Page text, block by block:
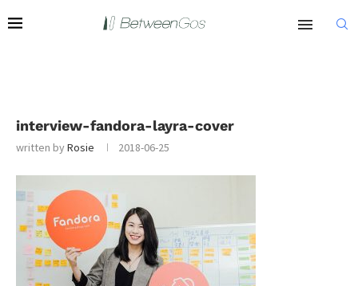
interview-fandora-layra-cover
written byRosie 2018-06-25